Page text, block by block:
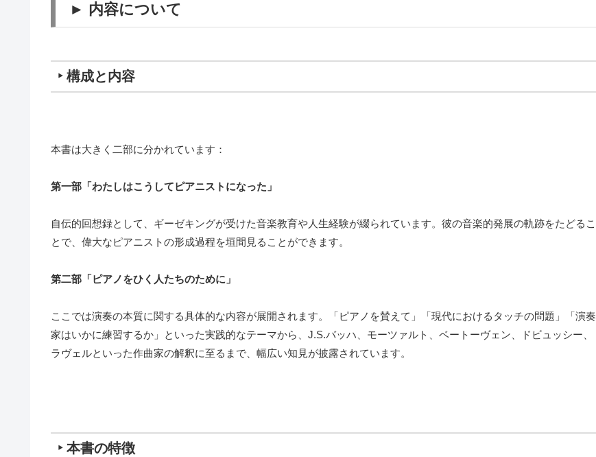
► 内容について
‣ 構成と内容
本書は大きく二部に分かれています：
第一部「わたしはこうしてピアニストになった」
自伝的回想録として、ギーゼキングが受けた音楽教育や人生経験が綴られています。彼の音楽的発展の軌跡をたどるこ
とで、偉大なピアニストの形成過程を垣間見ることができます。
第二部「ピアノをひく人たちのために」
ここでは演奏の本質に関する具体的な内容が展開されます。「ピアノを賛えて」「現代におけるタッチの問題」「演奏
家はいかに練習するか」といった実践的なテーマから、J.S.バッハ、モーツァルト、ベートーヴェン、ドビュッシー、
ラヴェルといった作曲家の解釈に至るまで、幅広い知見が披露されています。
‣ 本書の特徴